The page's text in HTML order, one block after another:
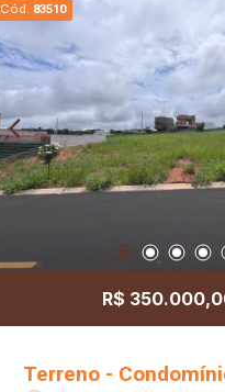
Cód. 83510
R$
Terreno -